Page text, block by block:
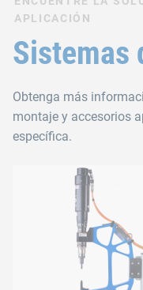
APLICACIÓN
Sistemas
Obtenga más
montaje y accesorios
específica.